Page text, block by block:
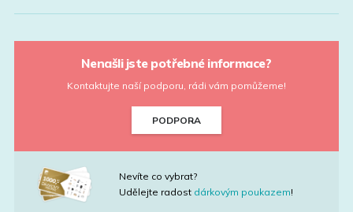
Nenašli jste potřebné informace?
Kontaktujte naší podporu, rádi vám pomůžeme!
PODPORA
Nevíte co vybrat?
Udělejte radost dárkovým poukazem!